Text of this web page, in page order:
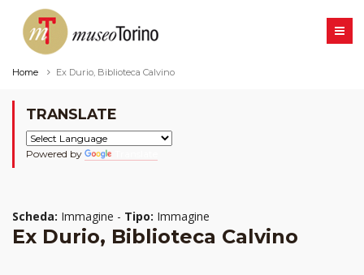
Home Ex Durio, Biblioteca Calvino
TRANSLATE
Powered by
Scheda: Immagine - Tipo: Immagine
Ex Durio, Biblioteca Calvino